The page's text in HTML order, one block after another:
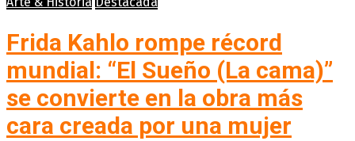
Frida Kahlo rompe récord
mundial: “El Sueño (La cama)”
se convierte en la obra más
cara creada por una mujer